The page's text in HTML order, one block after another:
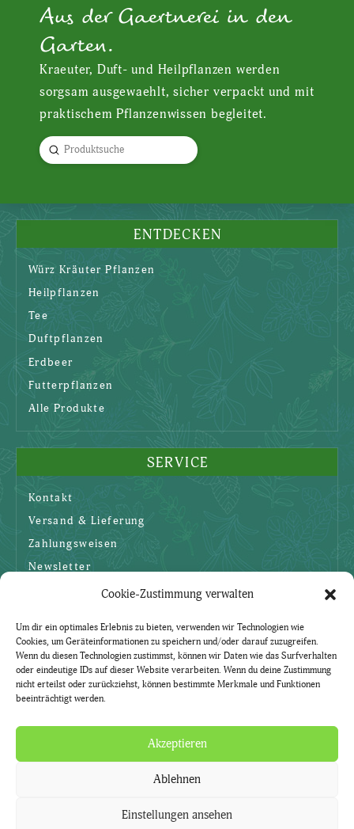
Cookie-Zustimmung verwalten
Um dir ein optimales Erlebnis zu bieten, verwenden wir Technologien wie
Cookies, um Geräteinformationen zu speichern und/oder darauf zuzugreifen.
Wenn du diesen Technologien zustimmst, können wir Daten wie das Surfverhalten
oder eindeutige IDs auf dieser Website verarbeiten. Wenn du deine Zustimmung
nicht erteilst oder zurückziehst, können bestimmte Merkmale und Funktionen
beeinträchtigt werden.
Akzeptieren
Ablehnen
Einstellungen ansehen
Aus der Gaertnerei in den
Garten.
Kraeuter, Duft- und Heilpflanzen werden
sorgsam ausgewaehlt, sicher verpackt und mit
praktischem Pflanzenwissen begleitet.
Search
Submit
ENTDECKEN
Würz Kräuter Pflanzen
Heilpflanzen
Tee
Duftpflanzen
Erdbeer
Futterpflanzen
Alle Produkte
SERVICE
Kontakt
Versand & Lieferung
Zahlungsweisen
Newsletter
SICHERHEIT
AGBs
Datenschutzerklärung
Widerruf
Impressum
Natürlich. Mit Kräutern.